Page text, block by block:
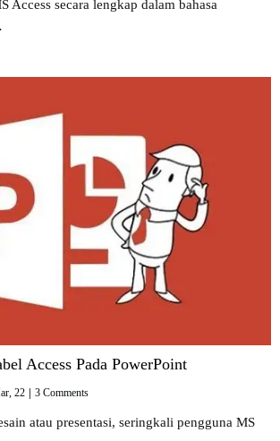
Access secara lengkap dalam bahasa
Access Pada PowerPoint
22 3 Comments
atau presentasi, seringkali pengguna MS